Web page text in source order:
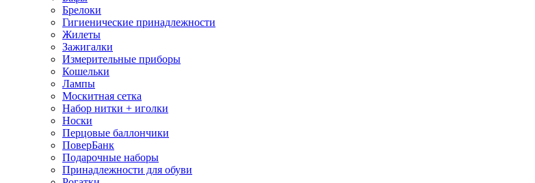
Брелоки
Гигиенические принадлежности
Жилеты
Зажигалки
Измерительные приборы
Кошельки
Лампы
Москитная сетка
Набор нитки + иголки
Носки
Перцовые баллончики
ПоверБанк
Подарочные наборы
Принадлежности для обуви